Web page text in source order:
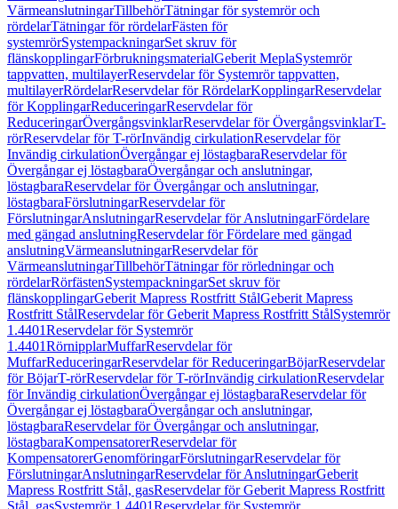
VärmeanslutningarTillbehörTätningar för systemrör och
rördelarTätningar för rördelarFästen för
systemrörSystempackningarSet skruv för
flänskopplingarFörbrukningsmaterialGeberit MeplaSystemrör
tappvatten, multilayerReservdelar för Systemrör tappvatten,
multilayerRördelarReservdelar för RördelarKopplingarReservdelar
för KopplingarReduceringarReservdelar för
ReduceringarÖvergångsvinklarReservdelar för ÖvergångsvinklarT-
rörReservdelar för T-rörInvändig cirkulationReservdelar för
Invändig cirkulationÖvergångar ej löstagbaraReservdelar för
Övergångar ej löstagbaraÖvergångar och anslutningar,
löstagbaraReservdelar för Övergångar och anslutningar,
löstagbaraFörslutningarReservdelar för
FörslutningarAnslutningarReservdelar för AnslutningarFördelare
med gängad anslutningReservdelar för Fördelare med gängad
anslutningVärmeanslutningarReservdelar för
VärmeanslutningarTillbehörTätningar för rörledningar och
rördelarRörfästenSystempackningarSet skruv för
flänskopplingarGeberit Mapress Rostfritt StålGeberit Mapress
Rostfritt StålReservdelar för Geberit Mapress Rostfritt StålSystemrör
1.4401Reservdelar för Systemrör
1.4401RörnipplarMuffarReservdelar för
MuffarReduceringarReservdelar för ReduceringarBöjarReservdelar
för BöjarT-rörReservdelar för T-rörInvändig cirkulationReservdelar
för Invändig cirkulationÖvergångar ej löstagbaraReservdelar för
Övergångar ej löstagbaraÖvergångar och anslutningar,
löstagbaraReservdelar för Övergångar och anslutningar,
löstagbaraKompensatorerReservdelar för
KompensatorerGenomföringarFörslutningarReservdelar för
FörslutningarAnslutningarReservdelar för AnslutningarGeberit
Mapress Rostfritt Stål, gasReservdelar för Geberit Mapress Rostfritt
Stål, gasSystemrör 1.4401Reservdelar för Systemrör